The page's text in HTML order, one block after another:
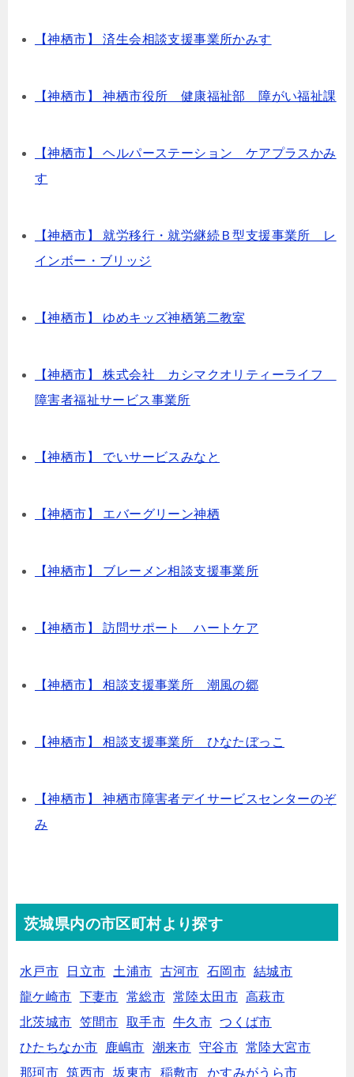
【神栖市】 済生会相談支援事業所かみす
【神栖市】 神栖市役所 健康福祉部 障がい福祉課
【神栖市】 ヘルパーステーション ケアプラスかみ
す
【神栖市】 就労移行・就労継続Ｂ型支援事業所 レ
インボー・ブリッジ
【神栖市】 ゆめキッズ神栖第二教室
【神栖市】 株式会社 カシマクオリティーライフ
障害者福祉サービス事業所
【神栖市】 でいサービスみなと
【神栖市】 エバーグリーン神栖
【神栖市】 ブレーメン相談支援事業所
【神栖市】 訪問サポート ハートケア
【神栖市】 相談支援事業所 潮風の郷
【神栖市】 相談支援事業所 ひなたぼっこ
【神栖市】 神栖市障害者デイサービスセンターのぞ
み
茨城県内の市区町村より探す
水戸市 日立市 土浦市 古河市 石岡市 結城市
龍ケ崎市
下妻市 常総市 常陸太田市 高萩市
北茨城市
笠間市 取手市 牛久市
つくば市
ひたちなか市
鹿嶋市 潮来市 守谷市 常陸大宮市
那珂市
筑西市 坂東市 稲敷市 かすみがうら市